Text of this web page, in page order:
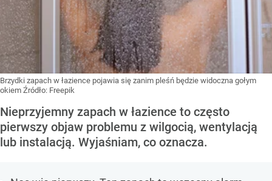
Brzydki zapach w łazience pojawia się zanim pleśń będzie widoczna gołym
okiem Źródło: Freepik
Nieprzyjemny zapach w łazience to często
pierwszy objaw problemu z wilgocią, wentylacją
lub instalacją. Wyjaśniam, co oznacza.